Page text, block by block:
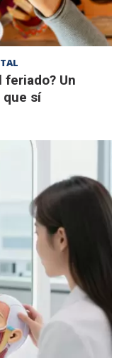
feriado? Un
que sí